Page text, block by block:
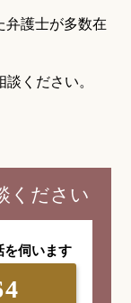
弁護士が多数在
ください。
ください
伺います